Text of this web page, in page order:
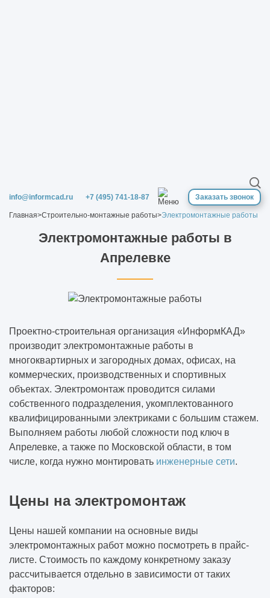
info@informcad.ru +7 (495) 741-18-87 Заказать звонок
Главная>Строительно-монтажные работы>Электромонтажные работы
Электромонтажные работы в
Апрелевке
Проектно-строительная организация «ИнформКАД»
производит электромонтажные работы в
многоквартирных и загородных домах, офисах, на
коммерческих, производственных и спортивных
объектах. Электромонтаж проводится силами
собственного подразделения, укомплектованного
квалифицированными электриками с большим стажем.
Выполняем работы любой сложности под ключ в
Апрелевке, а также по Московской области, в том
числе, когда нужно монтировать инженерные сети.
Цены на электромонтаж
Цены нашей компании на основные виды
электромонтажных работ можно посмотреть в прайс-
листе. Стоимость по каждому конкретному заказу
рассчитывается отдельно в зависимости от таких
факторов: